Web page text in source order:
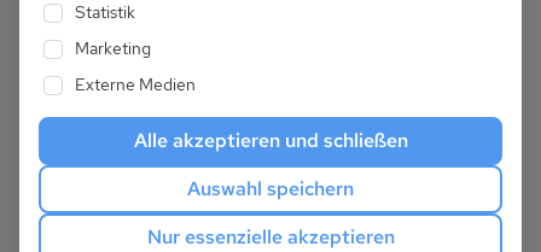
Statistik
Marketing
Externe Medien
Alle akzeptieren und schließen
Auswahl speichern
Nur essenzielle akzeptieren